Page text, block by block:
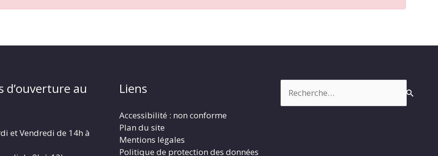
d’ouverture au
et Vendredi de 14h à
Liens
Accessibilité : non conforme
Plan du site
Mentions légales
Politique de protection des données